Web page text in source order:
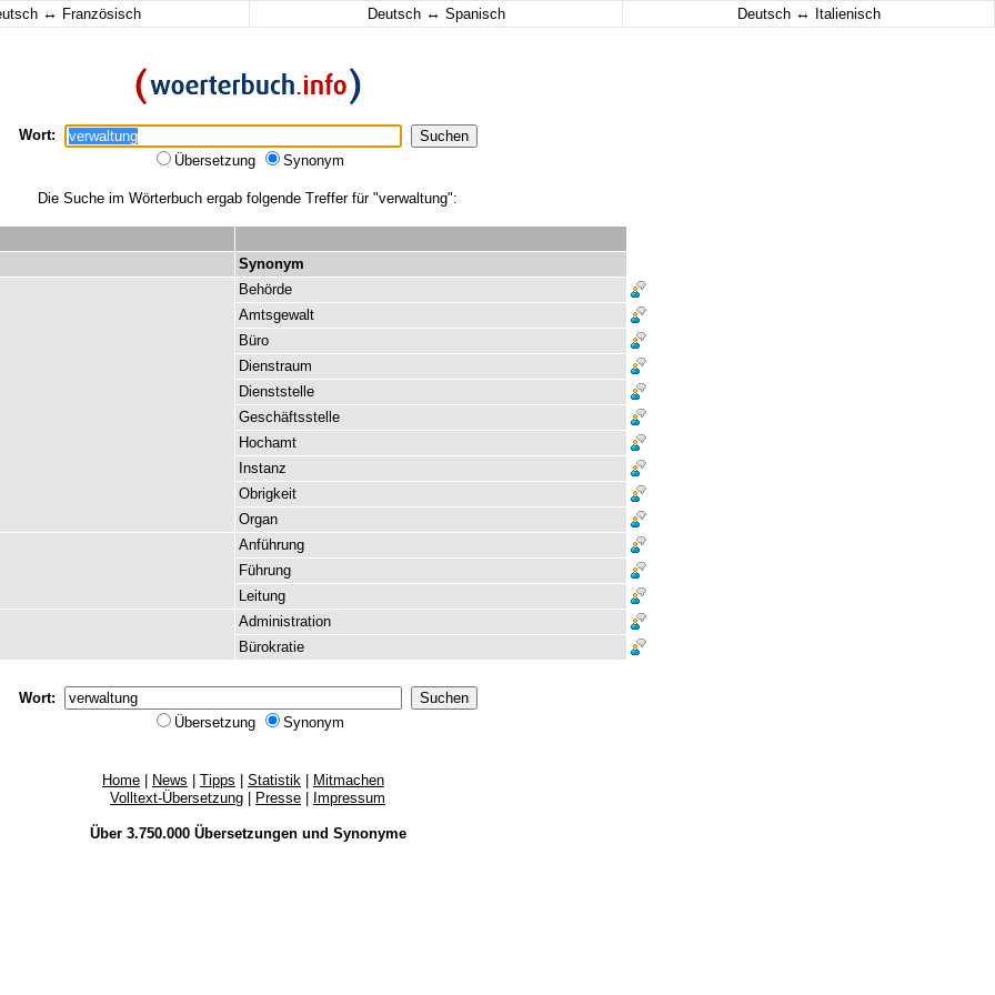
↔ Französisch Deutsch ↔ Spanisch Deutsch ↔ Italienisch
Wort:
Übersetzung
Synonym
Die Suche im Wörterbuch ergab folgende Treffer für "verwaltung":
Synonym
Behörde
Amtsgewalt
Büro
Dienstraum
Dienststelle
Geschäftsstelle
Hochamt
Instanz
Obrigkeit
Organ
Anführung
Führung
Leitung
Administration
Bürokratie
Wort:
Übersetzung
Synonym
Home News Tipps Statistik
Mitmachen
Volltext-Übersetzung
Presse Impressum
Über 3.750.000 Übersetzungenund Synonyme